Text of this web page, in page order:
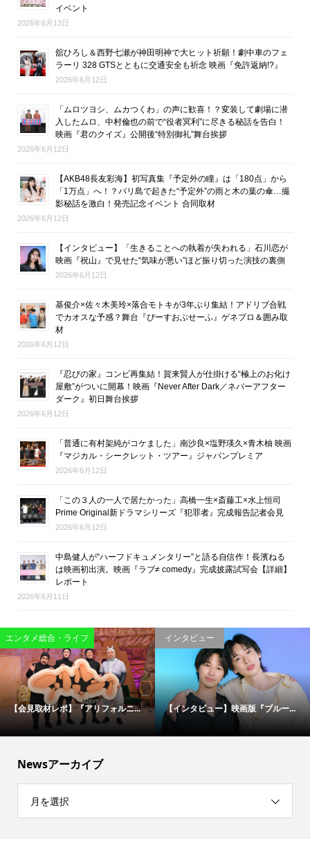
イベント
2026年6月13日
舘ひろし＆西野七瀬が神田明神で大ヒット祈願！劇中車のフェ
ラーリ 328 GTSとともに交通安全も祈念 映画『免許返納!?』
2026年6月12日
「ムロツヨシ、ムカつくわ」の声に歓喜！？変装して劇場に潜
入したムロ、中村倫也の前で“役者冥利”に尽きる秘話を告白！
映画『君のクイズ』公開後“特別御礼”舞台挨拶
2026年6月12日
【AKB48長友彩海】初写真集『予定外の瞳』は「180点」から
「1万点」へ！？バリ島で起きた“予定外”の雨と木の葉の傘…撮
影秘話を激白！発売記念イベント 合同取材
2026年6月12日
【インタビュー】「生きることへの執着が失われる」石川恋が
映画『祝山』で見せた“気味が悪い”ほど振り切った演技の裏側
2026年6月12日
基俊介×佐々木美玲×落合モトキが3年ぶり集結！アドリブ合戦
でカオスな予感？舞台『ぴーすおぶせーふ』ゲネプロ＆囲み取
材
2026年6月12日
『忍びの家』コンビ再集結！賀来賢人が仕掛ける“極上のお化け
屋敷”がついに開幕！映画『Never After Dark／ネバーアフター
ダーク』初日舞台挨拶
2026年6月12日
「普通に有村架純がコケました」南沙良×塩野瑛久×青木柚 映画
『マジカル・シークレット・ツアー』ジャパンプレミア
2026年6月12日
「この３人の一人で居たかった」高橋一生×斎藤工×水上恒司
Prime Original新ドラマシリーズ『犯罪者』完成報告記者会見
2026年6月12日
中島健人が“ハーフドキュメンタリー”と語る自信作！長濱ねる
は映画初出演。映画『ラブ≠ comedy』完成披露試写会【詳細】
レポート
2026年6月11日
映画
松村北斗＆今田美桜が“禁断のバデ...
エンタメ総合・ライフ
伝説の刑事たちが50年ぶりに集結...
Newsアーカイブ
月を選択